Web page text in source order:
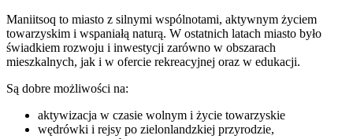
Maniitsoq to miasto z silnymi wspólnotami, aktywnym życiem
towarzyskim i wspaniałą naturą. W ostatnich latach miasto było
świadkiem rozwoju i inwestycji zarówno w obszarach
mieszkalnych, jak i w ofercie rekreacyjnej oraz w edukacji.
Są dobre możliwości na:
aktywizacja w czasie wolnym i życie towarzyskie
wędrówki i rejsy po zielonlandzkiej przyrodzie,